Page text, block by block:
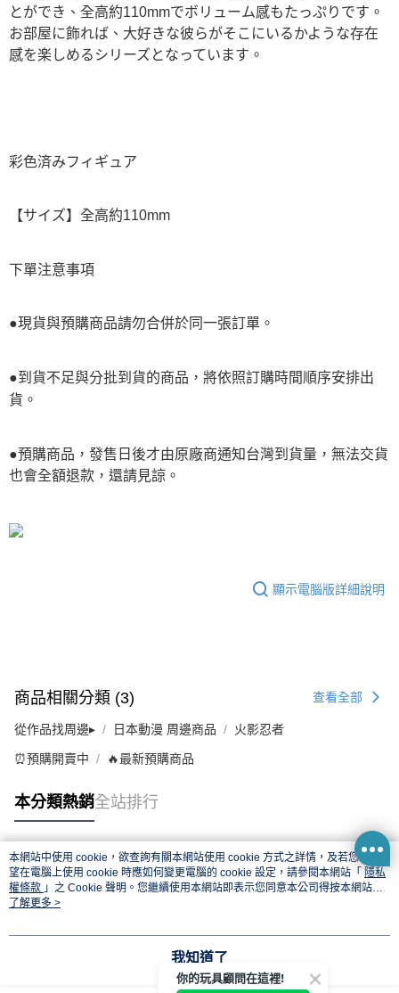
とができ、全高約110mmでボリューム感もたっぷりです。
お部屋に飾れば、大好きな彼らがそこにいるかような存在
感を楽しめるシリーズとなっています。
彩色済みフィギュア
【サイズ】全高約110mm
下單注意事項
●現貨與預購商品請勿合併於同一張訂單。
●到貨不足與分批到貨的商品，將依照訂購時間順序安排出
貨。
●預購商品，發售日後才由原廠商通知台灣到貨量，無法交貨
也會全額退款，還請見諒。
顯示電腦版詳細說明
商品相關分類 (3) 查看全部
從作品找周邊▸ 日本動漫 周邊商品 火影忍者
⏰預購開賣中 🔥最新預購商品
本分類熱銷全站排行
熱門標籤
本網站中使用 cookie，欲查詢有關本網站使用 cookie 方式之詳情，及若您不希
望在電腦上使用 cookie 時應如何變更電腦的 cookie 設定，請參閱本網站「 隱私
權條款 」之 Cookie 聲明。您繼續使用本網站即表示您同意本公司得按本網站使
用條款之 Cookie 聲明使用 cookie。
了解更多 >
我知道了
你的玩具顧問在這裡!